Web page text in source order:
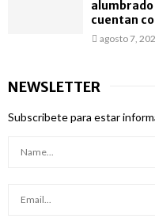
alumbrado
cuentan
agosto 7,
NEWSLETTER
Subscribete para estar